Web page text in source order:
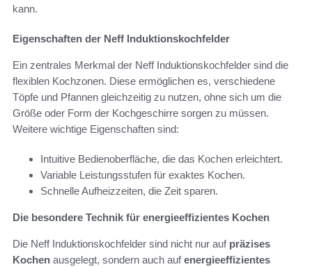
kann.
Eigenschaften der Neff Induktionskochfelder
Ein zentrales Merkmal der Neff Induktionskochfelder sind die
flexiblen Kochzonen. Diese ermöglichen es, verschiedene
Töpfe und Pfannen gleichzeitig zu nutzen, ohne sich um die
Größe oder Form der Kochgeschirre sorgen zu müssen.
Weitere wichtige Eigenschaften sind:
Intuitive Bedienoberfläche, die das Kochen erleichtert.
Variable Leistungsstufen für exaktes Kochen.
Schnelle Aufheizzeiten, die Zeit sparen.
Die besondere Technik für energieeffizientes Kochen
Die Neff Induktionskochfelder sind nicht nur auf präzises
Kochen ausgelegt, sondern auch aufenergieeffizientes